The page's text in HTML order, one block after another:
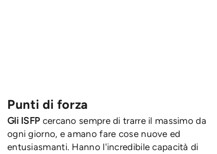
Punti di forza
Gli ISFP cercano sempre di trarre il massimo da
ogni giorno, e amano fare cose nuove ed
entusiasmanti. Hanno l'incredibile capacità di